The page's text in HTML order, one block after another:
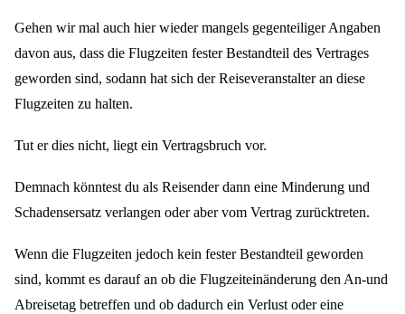
Gehen wir mal auch hier wieder mangels gegenteiliger Angaben
davon aus, dass die Flugzeiten fester Bestandteil des Vertrages
geworden sind, sodann hat sich der Reiseveranstalter an diese
Flugzeiten zu halten.
Tut er dies nicht, liegt ein Vertragsbruch vor.
Demnach könntest du als Reisender dann eine Minderung und
Schadensersatz verlangen oder aber vom Vertrag zurücktreten.
Wenn die Flugzeiten jedoch kein fester Bestandteil geworden
sind, kommt es darauf an ob die Flugzeiteinänderung den An-und
Abreisetag betreffen und ob dadurch ein Verlust oder eine